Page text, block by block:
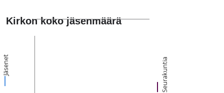
Kirkon koko jäsenmäärä
Jäsenet Seurakuntia